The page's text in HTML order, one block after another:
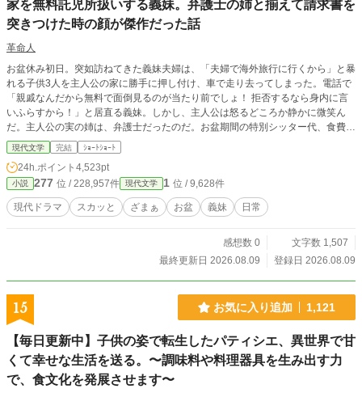
家を無料託児所扱いする義妹。弁護士の姉と揃えて請求書を
突きつけた時の顔が傑作だった話
革命人
お盆休み初日。突如訪ねてきた義妹夫婦は、「夫婦で海外旅行に行くから」と暴
れる子供3人を主人公の家に勝手に押し付け、車で走り去ってしまった。電話で
「親戚なんだから無料で面倒見るのが当たり前でしょ！ 拒否するなら身内に言
いふらすから！」と居直る義妹。しかし、主人公は怒るどころか静かに微笑ん
だ。主人公の実の姉は、弁護士だったのだ。お盆期間の特別シッター代、食費、
迷惑料をきっちり計算し、旅先から浮かれて帰ってきた義妹夫婦に突きつけられ
た一枚の紙。日常の図々しい親戚を撃退する、リアルで超爽快なスカッとざまぁ
劇！
現代文学 完結 ｼｮｰﾄｼｮｰﾄ
24h.ポイント 4,523pt
小説 277 位 / 228,957件 現代文学 1 位 / 9,628件
現代ドラマ スカッと ざまぁ お盆 義妹 日常
感想数 0
文字数 1,507
最終更新日 2026.08.09
登録日 2026.08.09
15 お気に入り追加 1,121
【毎日更新中】子供の姿で転生したパティシエ、異世界で甘
くて幸せな生活を送る。〜調味料や料理器具を生み出す力
で、食文化を発展させます〜